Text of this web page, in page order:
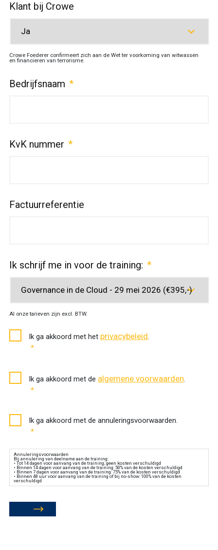
Klant bij Crowe
Crowe Foederer confirmeert zich aan de Wet ter voorkoming van witwassen
en financieren van terrorisme.
Bedrijfsnaam *
KvK nummer *
Factuurreferentie
Ik schrijf me in voor de training: *
Al onze tarieven zijn excl. BTW.
Toestemming
privacybeleid
Ik ga akkoord met het privacybeleid.
*
Akkoord
algemene
Ik ga akkoord met de algemene voorwaarden.
*
Akkoord
annuleringsvoorwaarden
Ik ga akkoord met de annuleringsvoorwaarden.
*
Annuleringsvoorwaarden
Bij annulering van deelname aan de training:
• Tot 14 dagen voor aanvang van de training; geen kosten verschuldigd
• Binnen 14 dagen voor aanvang van de training: 50% van de kosten verschuldigd
• Binnen 7 dagen voor aanvang van de training: 75% van de kosten verschuldigd
• Binnen 48 uur voor aanvang van de training of bij no-show: 100% van de kosten
verschuldigd